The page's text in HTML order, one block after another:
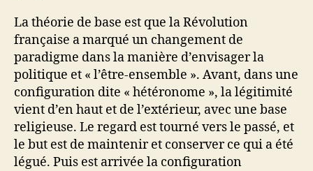
La théorie de base est que la Révolution
française a marqué un changement de
paradigme dans la manière d’envisager la
politique et « l’être-ensemble ». Avant, dans une
configuration dite « hétéronome », la légitimité
vient d’en haut et de l’extérieur, avec une base
religieuse. Le regard est tourné vers le passé, et
le but est de maintenir et conserver ce qui a été
légué. Puis est arrivée la configuration